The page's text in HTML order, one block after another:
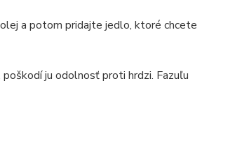
a potom pridajte jedlo, ktoré chcete
ju odolnosť proti hrdzi. Fazuľu